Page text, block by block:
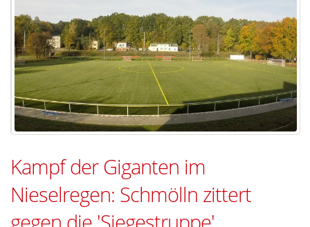
Kampf der Giganten im
Nieselregen: Schmölln zittert